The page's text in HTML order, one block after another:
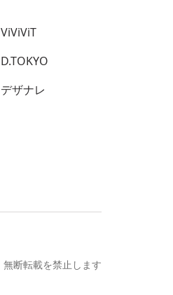
ViViViT
D.TOKYO
デザナレ
無断転載を禁止します